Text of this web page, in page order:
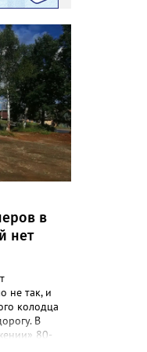
в
нет
не так, и
колодца
В
80-